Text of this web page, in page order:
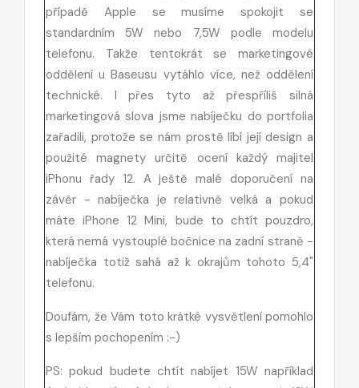
případě Apple se musíme spokojit se
standardním 5W nebo 7,5W podle modelu
telefonu. Takže tentokrát se marketingové
oddělení u Baseusu vytáhlo více, než oddělení
technické. I přes tyto až přespříliš silná
marketingová slova jsme nabíječku do portfolia
zařadili, protože se nám prostě líbí její design a
použité magnety určitě ocení každý majitel
iPhonu řady 12. A ještě malé doporučení na
závěr - nabíječka je relativně velká a pokud
máte iPhone 12 Mini, bude to chtít pouzdro,
která nemá vystouplé bočnice na zadní straně -
nabíječka totiž sahá až k okrajům tohoto 5,4"
telefonu.
Doufám, že Vám toto krátké vysvětlení pomohlo
s lepším pochopením :-)
PS: pokud budete chtít nabíjet 15W například